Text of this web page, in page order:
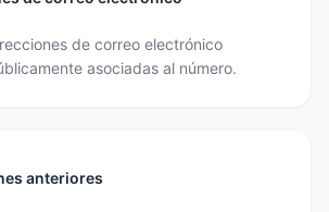
de correo electrónico
asociadas al número.
anteriores